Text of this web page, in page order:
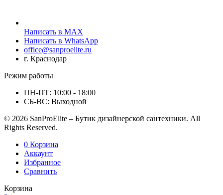
Написать в MAX
Написать в WhatsApp
office@sanproelite.ru
г. Краснодар
Режим работы
ПН-ПТ: 10:00 - 18:00
СБ-ВС: Выходной
© 2026 SanProElite – Бутик дизайнерской сантехники. All
Rights Reserved.
0 Корзина
Аккаунт
Избранное
Сравнить
Корзина